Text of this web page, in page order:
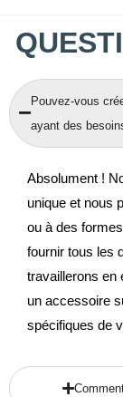
Pouvez-vous
ayant des
Absolument !
unique et nous
ou à des
fournir tous les
travaillerons en
un accessoire
spécifiques de